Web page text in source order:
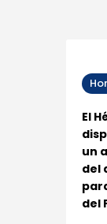
El
un
del
del